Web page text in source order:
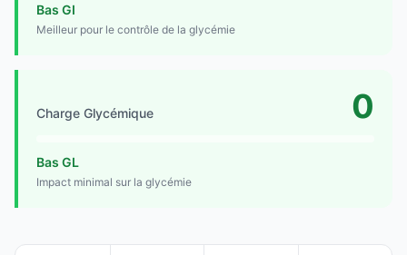
Bas GI
Meilleur pour le contrôle de la glycémie
Charge Glycémique 0
Bas GL
Impact minimal sur la glycémie